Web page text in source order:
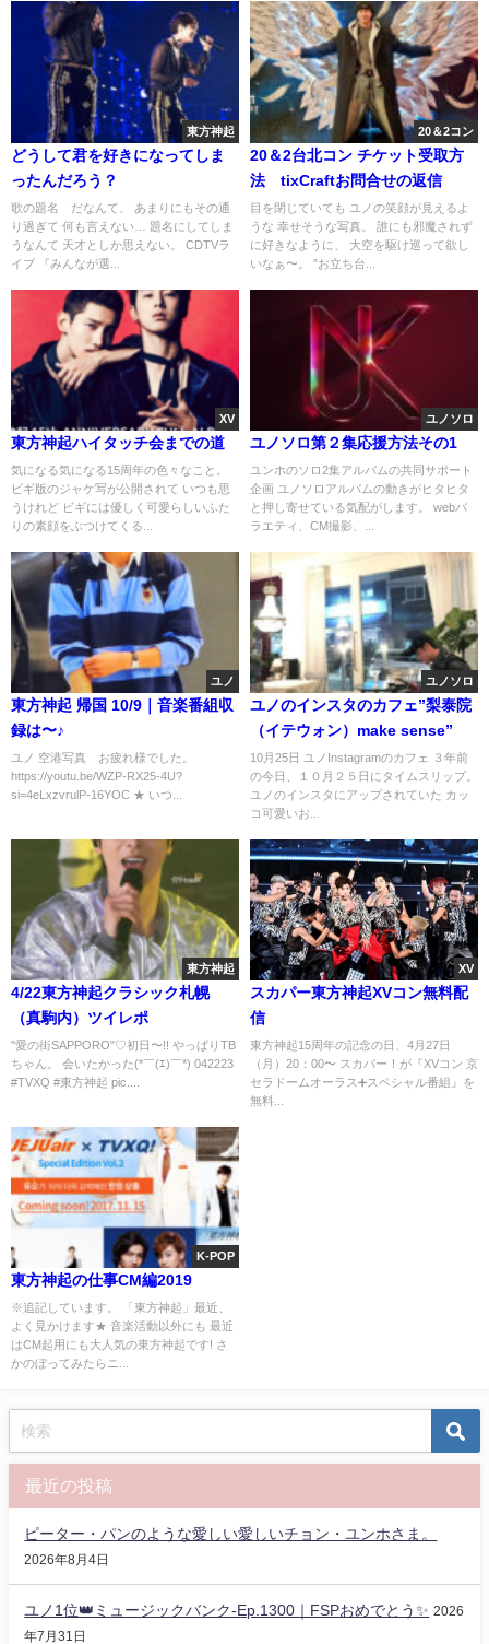
東方神起
どうして君を好きになってしま
ったんだろう？
歌の題名 だなんて、 あまりにもその通
り過ぎて 何も言えない… 題名にしてしま
うなんて 天才としか思えない。 CDTVラ
イブ 『みんなが選...
20＆2コン
20＆2台北コン チケット受取方
法 tixCraftお問合せの返信
目を閉じていても ユノの笑顔が見えるよ
うな 幸せそうな写真。 誰にも邪魔されず
に好きなように、 大空を駆け巡って欲し
いなぁ〜。 ”お立ち台...
XV
東方神起ハイタッチ会までの道
気になる気になる15周年の色々なこと。
ビギ版のジャケ写が公開されて いつも思
うけれど ビギには優しく可愛らしいふた
りの素顔をぶつけてくる...
ユノソロ
ユノソロ第２集応援方法その1
ユンホのソロ2集アルバムの共同サポート
企画 ユノソロアルバムの動きがヒタヒタ
と押し寄せている気配がします。 webバ
ラエティ、CM撮影、...
ユノ
東方神起 帰国 10/9｜音楽番組収
録は〜♪
ユノ 空港写真 お疲れ様でした。
https://youtu.be/WZP-RX25-4U?
si=4eLxzvrulP-16YOC ★ いつ...
ユノソロ
ユノのインスタのカフェ”梨泰院
（イテウォン）make sense”
10月25日 ユノInstagramのカフェ ３年前
の今日、１０月２５日にタイムスリップ。
ユノのインスタにアップされていた カッ
コ可愛いお...
東方神起
4/22東方神起クラシック札幌
（真駒内）ツイレポ
"愛の街SAPPORO"♡初日〜!! やっぱりTB
ちゃん。 会いたかった(*￣(ｴ)￣*) 042223
#TVXQ #東方神起 pic....
XV
スカパー東方神起XVコン無料配
信
東方神起15周年の記念の日、4月27日
（月）20：00〜 スカパー！が『XVコン 京
セラドームオーラス➕スペシャル番組』を
無料...
K-POP
東方神起の仕事CM編2019
※追記しています。 「東方神起」最近、
よく見かけます★ 音楽活動以外にも 最近
はCM起用にも大人気の東方神起です! さ
かのぼってみたらニ...
最近の投稿
ピーター・パンのような愛しい愛しいチョン・ユンホさま。
2026年8月4日
ユノ1位👑ミュージックバンク-Ep.1300｜FSPおめでとう✨️ 2026
年7月31日